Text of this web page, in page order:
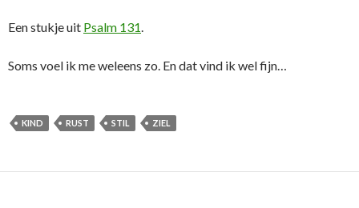
Een stukje uit Psalm 131.
Soms voel ik me weleens zo. En dat vind ik wel fijn…
KIND RUST STIL ZIEL